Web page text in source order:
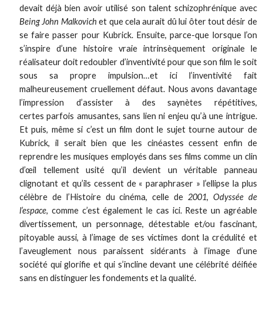
devait déjà bien avoir utilisé son talent schizophrénique avec
Being John Malkovich et que cela aurait dû lui ôter tout désir de
se faire passer pour Kubrick. Ensuite, parce-que lorsque l’on
s’inspire d’une histoire vraie intrinsèquement originale le
réalisateur doit redoubler d’inventivité pour que son film le soit
sous sa propre impulsion…et ici l’inventivité fait
malheureusement cruellement défaut. Nous avons davantage
l’impression d’assister à des saynètes répétitives,
certes parfois amusantes, sans lien ni enjeu qu’à une intrigue.
Et puis, même si c’est un film dont le sujet tourne autour de
Kubrick, il serait bien que les cinéastes cessent enfin de
reprendre les musiques employés dans ses films comme un clin
d’œil tellement usité qu’il devient un véritable panneau
clignotant et qu’ils cessent de « paraphraser » l’ellipse la plus
célèbre de l’Histoire du cinéma, celle de 2001, Odyssée de
l’espace, comme c’est également le cas ici. Reste un agréable
divertissement, un personnage, détestable et/ou fascinant,
pitoyable aussi, à l’image de ses victimes dont la crédulité et
l’aveuglement nous paraissent sidérants à l’image d’une
société qui glorifie et qui s’incline devant une célébrité déifiée
sans en distinguer les fondements et la qualité.